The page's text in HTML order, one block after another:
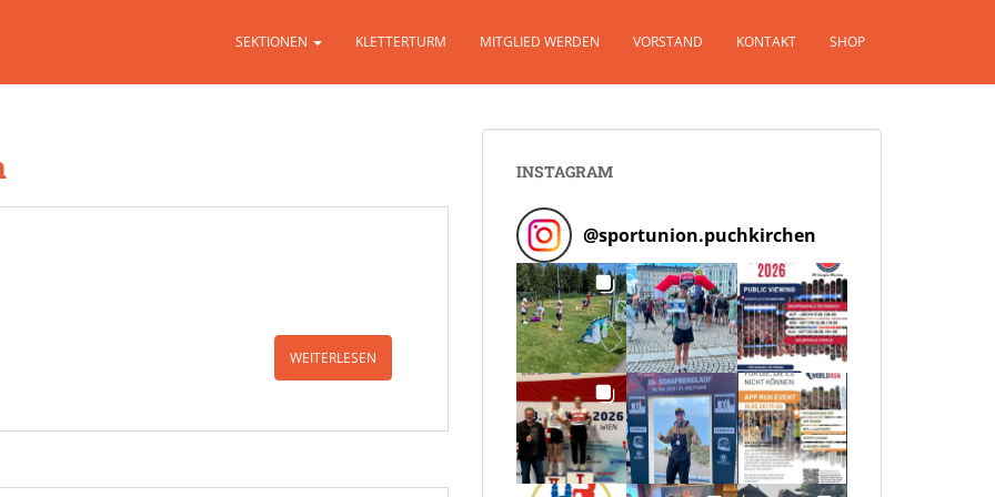
SEKTIONEN KLETTERTURM MITGLIED WERDEN VORSTAND KONTAKT SHOP
WEITERLESEN
INSTAGRAM
@sportunion.puchkirchen